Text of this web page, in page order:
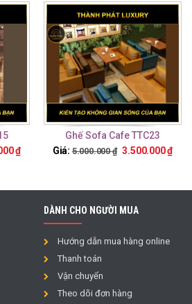
₫
Ghế Sofa Cafe TTC23
Giá: 5.000.000₫ 3.500.000₫
DÀNH CHO NGƯỜI MUA
Hướng dẫn mua hàng online
Thanh toán
Vận chuyển
Theo dõi đơn hàng